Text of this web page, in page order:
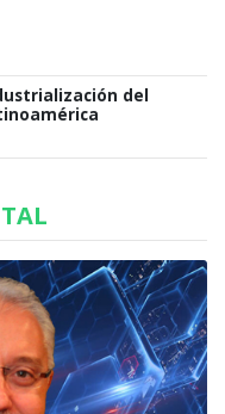
del